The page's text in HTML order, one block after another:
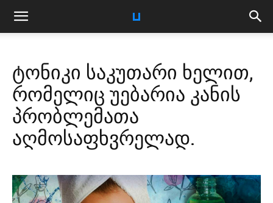
ტონიკი საკუთარი ხელით,
რომელიც უებარია კანის
პრობლემათა
აღმოსაფხვრელად.